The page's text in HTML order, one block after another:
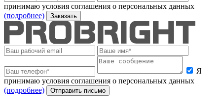
принимаю условия соглашения о персональных данных
(подробнее)
Заказать
Я
принимаю условия соглашения о персональных данных
(подробнее)
Отправить письмо